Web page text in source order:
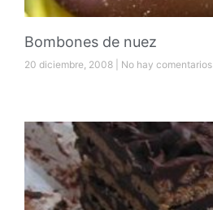
Bombones de nuez
20 diciembre, 2008 No hay comentarios